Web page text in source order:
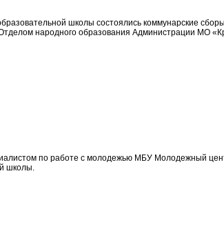
школы состоялись коммунарские
народного образования Администрации МО
по работе с молодежью МБУ Молодежный
школы.